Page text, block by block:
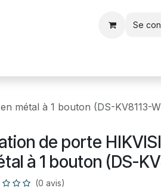
Se
métal à 1 bouton (DS-KV8113-
de porte
à 1 bouton (DS-
(0 avis)